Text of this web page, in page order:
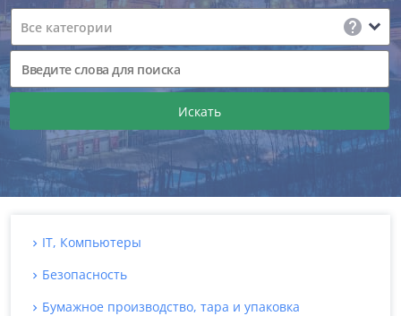
Все категории expand_more
help
Искать
IT, Компьютеры
Безопасность
Бумажное производство, тара и упаковка